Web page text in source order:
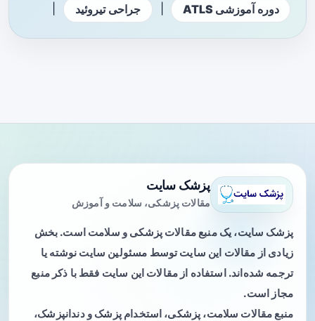
دوره آموزشی ATLS جراحی تیروئید
پزشک سایت
مقالات پزشکی، سلامت و آموزش
پزشک سایت، یک منبع مقالات پزشکی و سلامت است. بخش
زیادی از مقالات این سایت توسط مسئولین سایت نوشته یا
ترجمه شده‌اند. استفاده از مقالات این سایت فقط با ذکر منبع
مجاز است.
منبع مقالات سلامت، پزشکی، استخدام پزشک و دندانپزشک،